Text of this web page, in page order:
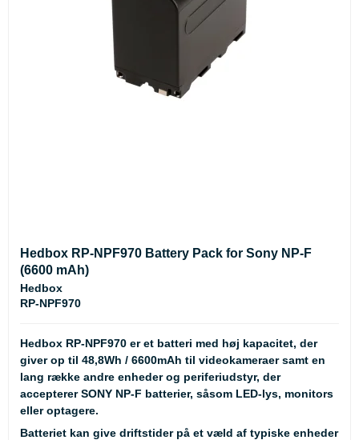
Hedbox RP-NPF970 Battery Pack for Sony NP-F
(6600 mAh)
Hedbox
RP-NPF970
Hedbox RP-NPF970 er et batteri med høj kapacitet, der
giver op til 48,8Wh / 6600mAh til videokameraer samt en
lang række andre enheder og periferiudstyr, der
accepterer SONY NP-F batterier, såsom LED-lys, monitors
eller optagere.
Batteriet kan give driftstider på et væld af typiske enheder